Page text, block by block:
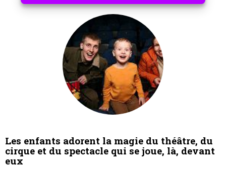
Les enfants adorent la magie du théâtre, du
cirque et du spectacle qui se joue, là, devant
eux